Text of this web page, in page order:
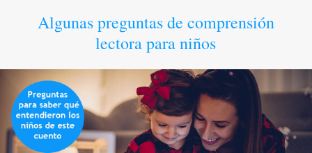
Algunas preguntas de comprensión
lectora para niños